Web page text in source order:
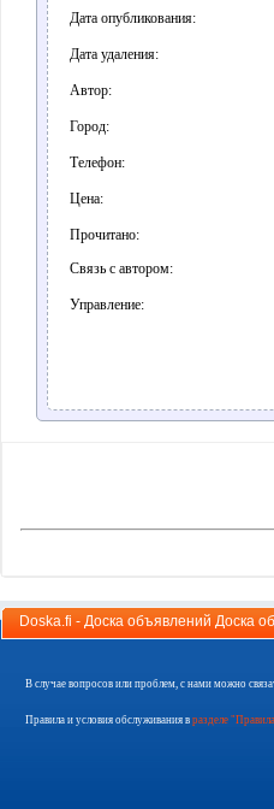
Дата опубликования:
Дата удаления:
Автор:
Город:
Телефон:
Цена:
Прочитано:
Связь с автором:
Управление:
Doska.fi - Доска объявлений Доска
В случае вопросов или проблем, с нами можно
Правила и условия обслуживания в разделе